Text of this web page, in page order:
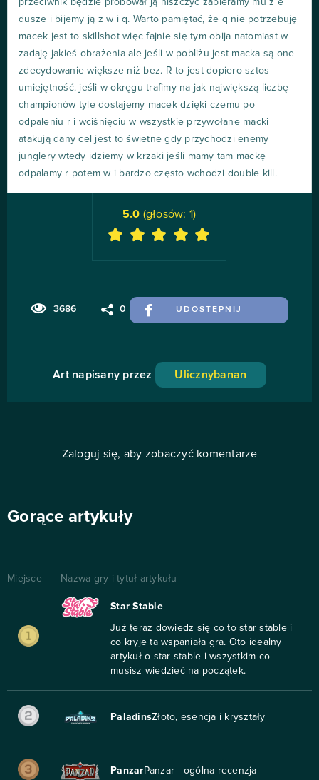
przeciwnik będzie próbował ją niszczyć zabieramy mu z e
dusze i bijemy ją z w i q. Warto pamiętać, że q nie potrzebuję
macek jest to skillshot więc fajnie się tym obija natomiast w
zadaję jakieś obrażenia ale jeśli w pobliżu jest macka są one
zdecydowanie większe niż bez. R to jest dopiero sztos
umiejętność. jeśli w okręgu trafimy na jak największą liczbę
championów tyle dostajemy macek dzięki czemu po
odpaleniu r i wciśnięciu w wszystkie przywołane macki
atakują dany cel jest to świetne gdy przychodzi enemy
junglery wtedy idziemy w krzaki jeśli mamy tam mackę
odpalamy r potem w i bardzo często wchodzi double kill.
3686 0 UDOSTĘPNIJ
5.0 (głosów: 1)
Art napisany przez Ulicznybanan
Zaloguj się, aby zobaczyć komentarze
Gorące artykuły
Miejsce Nazwa gry i tytuł artykułu
Star Stable
Już teraz dowiedz się co to star stable i
co kryje ta wspaniała gra. Oto idealny
artykuł o star stable i wszystkim co
musisz wiedzieć na początek.
PaladinsZłoto, esencja i kryształy
Panzar Panzar - ogólna recenzja